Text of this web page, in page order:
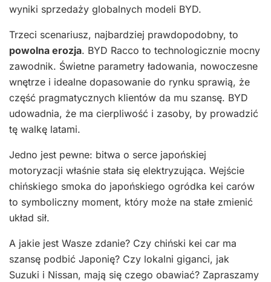
wyniki sprzedaży globalnych modeli BYD.
Trzeci scenariusz, najbardziej prawdopodobny, to
powolna erozja. BYD Racco to technologicznie mocny
zawodnik. Świetne parametry ładowania, nowoczesne
wnętrze i idealne dopasowanie do rynku sprawią, że
część pragmatycznych klientów da mu szansę. BYD
udowadnia, że ma cierpliwość i zasoby, by prowadzić
tę walkę latami.
Jedno jest pewne: bitwa o serce japońskiej
motoryzacji właśnie stała się elektryzująca. Wejście
chińskiego smoka do japońskiego ogródka kei carów
to symboliczny moment, który może na stałe zmienić
układ sił.
A jakie jest Wasze zdanie? Czy chiński kei car ma
szansę podbić Japonię? Czy lokalni giganci, jak
Suzuki i Nissan, mają się czego obawiać? Zapraszamy